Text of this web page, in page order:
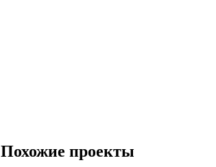
Похожие проекты